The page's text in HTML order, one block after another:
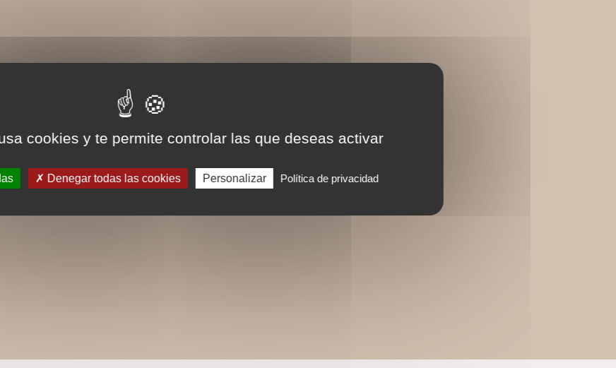
cookies y te permite controlar las que deseas activar
Denegar todas las cookies Personalizar Política de privacidad